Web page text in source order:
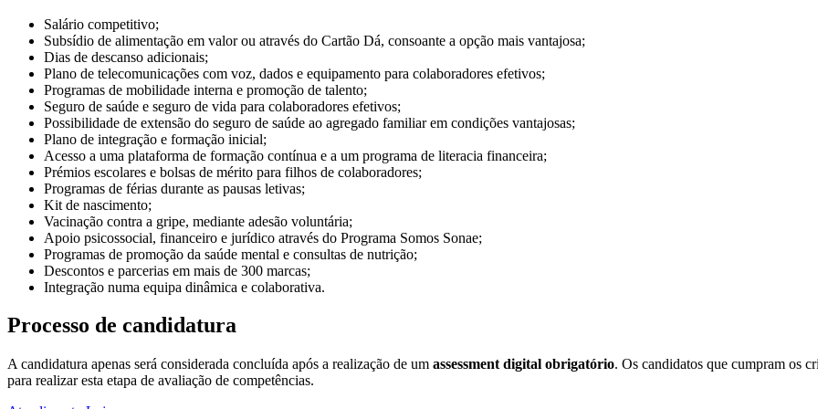
Salário competitivo;
Subsídio de alimentação em valor ou através do Cartão Dá, consoante a opção mais vantajosa;
Dias de descanso adicionais;
Plano de telecomunicações com voz, dados e equipamento para colaboradores efetivos;
Programas de mobilidade interna e promoção de talento;
Seguro de saúde e seguro de vida para colaboradores efetivos;
Possibilidade de extensão do seguro de saúde ao agregado familiar em condições vantajosas;
Plano de integração e formação inicial;
Acesso a uma plataforma de formação contínua e a um programa de literacia financeira;
Prémios escolares e bolsas de mérito para filhos de colaboradores;
Programas de férias durante as pausas letivas;
Kit de nascimento;
Vacinação contra a gripe, mediante adesão voluntária;
Apoio psicossocial, financeiro e jurídico através do Programa Somos Sonae;
Programas de promoção da saúde mental e consultas de nutrição;
Descontos e parcerias em mais de 300 marcas;
Integração numa equipa dinâmica e colaborativa.
Processo de candidatura
A candidatura apenas será considerada concluída após a realização de um assessment digital obrigatório. Os candidatos que cumpram os
para realizar esta etapa de avaliação de competências.